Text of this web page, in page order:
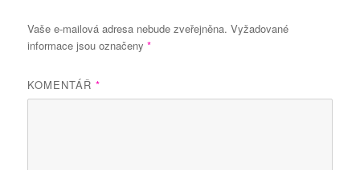
Vaše e-mailová adresa nebude zveřejněna. Vyžadované
informace jsou označeny*
KOMENTÁŘ*